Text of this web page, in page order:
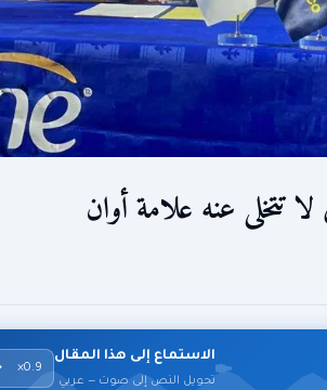
تتخلى عنه علامة أوان
الاستماع إلى هذا المقال
تحويل النص إلى صوت — عربي